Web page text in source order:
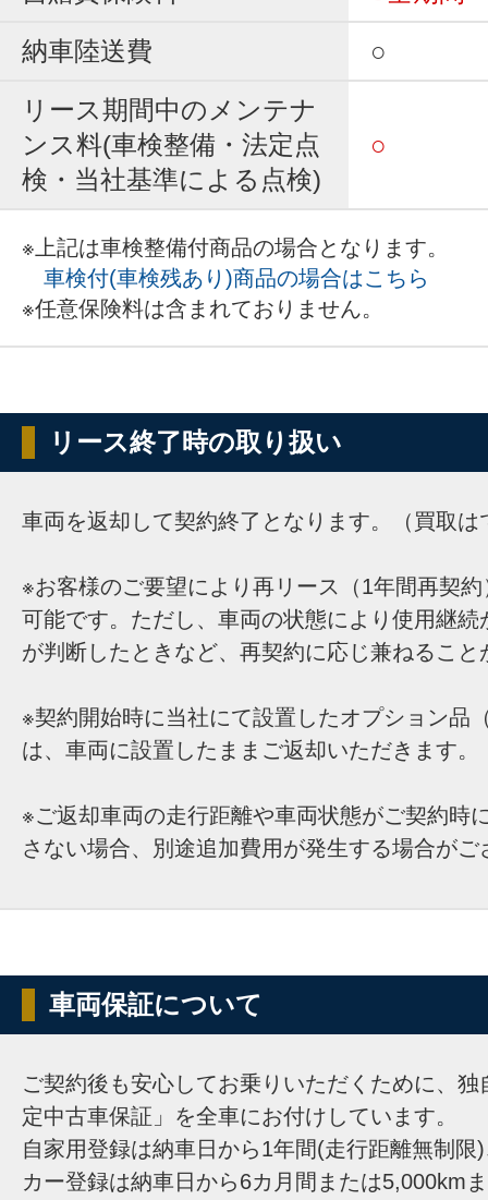
納車陸送費
○
リース期間中のメンテナ
ンス料(車検整備・法定点
検・当社基準による点検)
○
※上記は車検整備付商品の場合となります。
車検付(車検残あり)商品の場合はこちら
※任意保険料は含まれておりません。
リース終了時の取り扱い
車両を返却して契約終了となります。（買取は
※お客様のご要望により再リース（1年間再契
可能です。ただし、車両の状態により使用継続
が判断したときなど、再契約に応じ兼ねること
※契約開始時に当社にて設置したオプション品
は、車両に設置したままご返却いただきます。
※ご返却車両の走行距離や車両状態がご契約時
さない場合、別途追加費用が発生する場合がご
車両保証について
ご契約後も安心してお乗りいただくために、
定中古車保証」を全車にお付けしています。
自家用登録は納車日から1年間(走行距離無制限
カー登録は納車日から6カ月間または5,000km